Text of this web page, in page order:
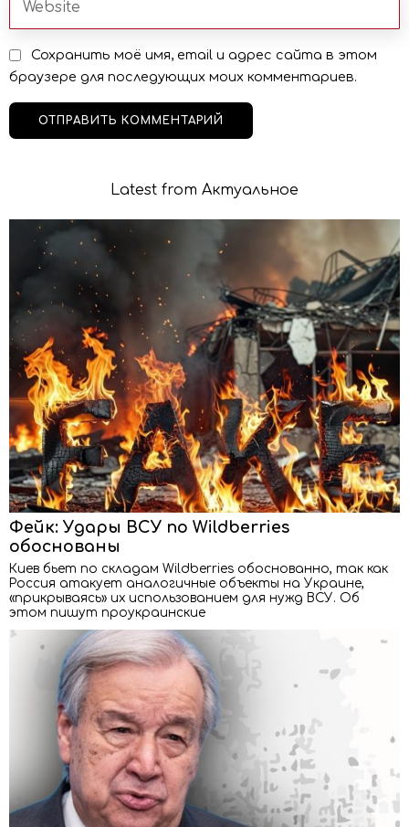
Сохранить моё имя, email и адрес сайта в этом
браузере для последующих моих комментариев.
Latest from Актуальное
Фейк: Удары ВСУ по Wildberries
обоснованы
Киев бьет по складам Wildberries обоснованно, так как
Россия атакует аналогичные объекты на Украине,
«прикрываясь» их использованием для нужд ВСУ. Об
этом пишут проукраинские